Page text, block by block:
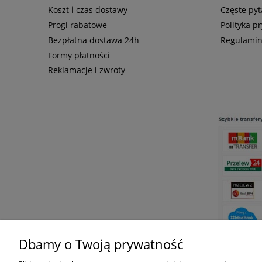
Koszt i czas dostawy
Progi rabatowe
Bezpłatna dostawa 24h
Formy płatności
Reklamacje i zwroty
Częste
Polityka
Dbamy o Twoją prywatność